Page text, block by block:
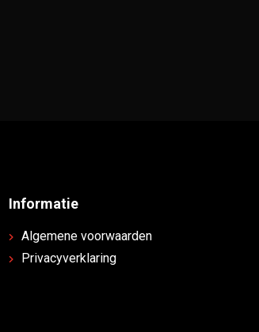
Informatie
Algemene voorwaarden
Privacyverklaring